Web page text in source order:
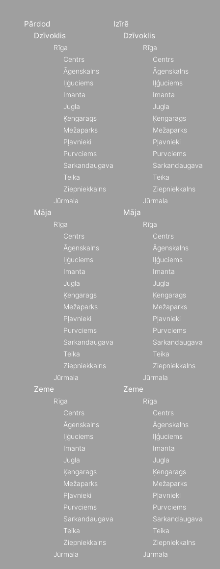
Pārdod
Dzīvoklis
Rīga
Centrs
Āgenskalns
Iļģuciems
Imanta
Jugla
Ķengarags
Mežaparks
Pļavnieki
Purvciems
Sarkandaugava
Teika
Ziepniekkalns
Jūrmala
Māja
Rīga
Centrs
Āgenskalns
Iļģuciems
Imanta
Jugla
Ķengarags
Mežaparks
Pļavnieki
Purvciems
Sarkandaugava
Teika
Ziepniekkalns
Jūrmala
Zeme
Rīga
Centrs
Āgenskalns
Iļģuciems
Imanta
Jugla
Ķengarags
Mežaparks
Pļavnieki
Purvciems
Sarkandaugava
Teika
Ziepniekkalns
Jūrmala
Izīrē
Dzīvoklis
Rīga
Centrs
Āgenskalns
Iļģuciems
Imanta
Jugla
Ķengarags
Mežaparks
Pļavnieki
Purvciems
Sarkandaugava
Teika
Ziepniekkalns
Jūrmala
Māja
Rīga
Centrs
Āgenskalns
Iļģuciems
Imanta
Jugla
Ķengarags
Mežaparks
Pļavnieki
Purvciems
Sarkandaugava
Teika
Ziepniekkalns
Jūrmala
Zeme
Rīga
Centrs
Āgenskalns
Iļģuciems
Imanta
Jugla
Ķengarags
Mežaparks
Pļavnieki
Purvciems
Sarkandaugava
Teika
Ziepniekkalns
Jūrmala